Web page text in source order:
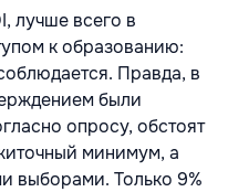
лучше всего в
к образованию:
Правда, в
были
опросу, обстоят
минимум, а
выборами. Только 9%